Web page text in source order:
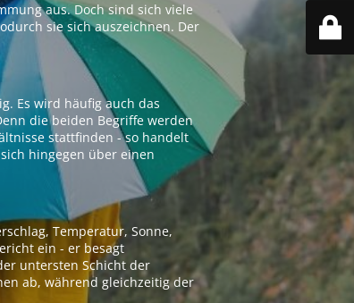
aus. Doch sind sich viele
sie sich auszeichnen. Der
Es wird häufig auch das
die beiden Begriffe werden
stattfinden - so handelt
hingegen über einen
Temperatur, Sonne,
ein - er besagt
untersten Schicht der
ab, während gleichzeitig der